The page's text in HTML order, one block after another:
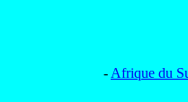
- Afrique du